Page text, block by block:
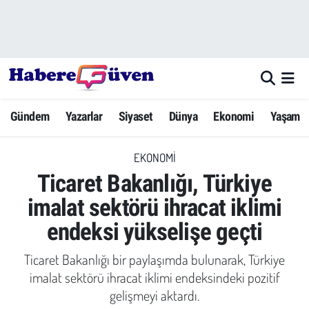
Gündem Yazarlar Siyaset Dünya Ekonomi Yaşam
EKONOMI
Ticaret Bakanlığı, Türkiye
imalat sektörü ihracat iklimi
endeksi yükselişe geçti
Ticaret Bakanlığı bir paylaşımda bulunarak, Türkiye
imalat sektörü ihracat iklimi endeksindeki pozitif
gelişmeyi aktardı.
Yazarlar
Dünya
Ekonomi
Yaşam
Yerel Haberler
Hava Durumu
Trafik Durumu
Süper Lig Puan Durumu ve Fikstür
Tüm Manşetler
Son Dakika Haberleri
Haber Arşivi